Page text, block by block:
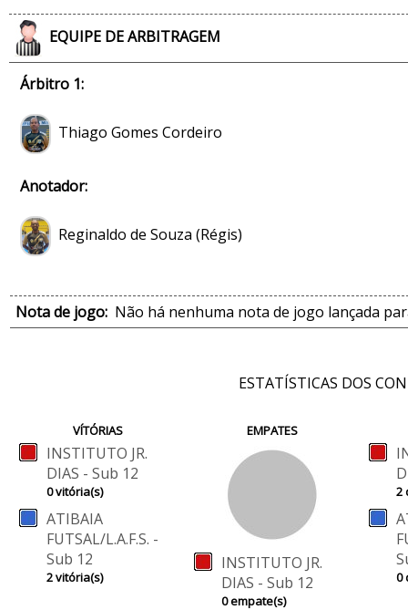
EQUIPE DE ARBITRAGEM
Árbitro 1:
Thiago Gomes Cordeiro
Anotador:
Reginaldo de Souza (Régis)
Nota de jogo: Não há nenhuma nota de jogo lançada
ESTATÍSTICAS DOS
VÍTÓRIAS
INSTITUTO JR.
DIAS - Sub 12
0 vitória(s)
ATIBAIA
FUTSAL/L.A.F.S. -
Sub 12
2 vitória(s)
EMPATES
INSTITUTO JR.
DIAS - Sub 12
0 empate(s)
2
0